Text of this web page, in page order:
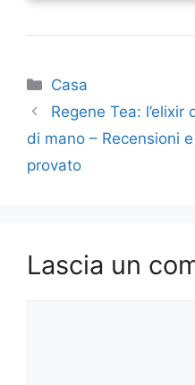
Categorie
Casa
Regene Tea:
di mano – Recensioni
provato
Lascia un